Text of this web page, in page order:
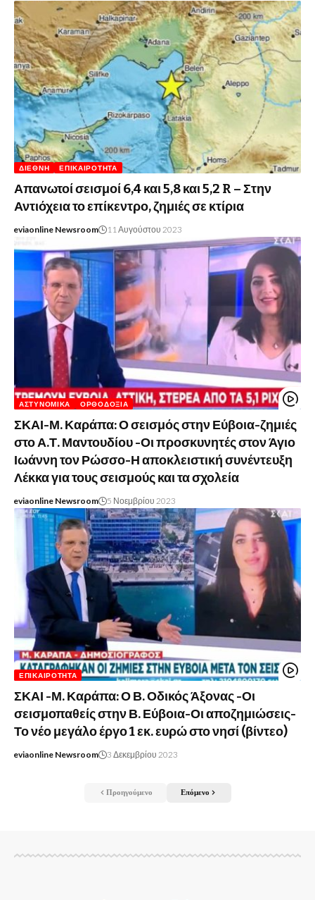
ΔΙΕΘΝΉ ΕΠΙΚΑΙΡΌΤΗΤΑ
Απανωτοί σεισμοί 6,4 και 5,8 και 5,2 R – Στην
Αντιόχεια το επίκεντρο, ζημιές σε κτίρια
eviaonline Newsroom 11 Αυγούστου 2023
ΑΣΤΥΝΟΜΙΚΆ ΟΡΘΟΔΟΞΊΑ
ΣΚΑΙ-Μ. Καράπα: Ο σεισμός στην Εύβοια-ζημιές
στο Α.Τ. Μαντουδίου -Οι προσκυνητές στον Άγιο
Ιωάννη τον Ρώσσο-Η αποκλειστική συνέντευξη
Λέκκα για τους σεισμούς και τα σχολεία
eviaonline Newsroom 5 Νοεμβρίου 2023
ΕΠΙΚΑΙΡΌΤΗΤΑ
ΣΚΑΙ -Μ. Καράπα: Ο Β. Οδικός Άξονας -Οι
σεισμοπαθείς στην Β. Εύβοια-Οι αποζημιώσεις-
Το νέο μεγάλο έργο 1 εκ. ευρώ στο νησί (βίντεο)
eviaonline Newsroom 3 Δεκεμβρίου 2023
Προηγούμενο Επόμενο